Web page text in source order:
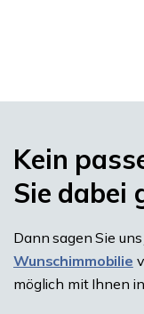
Kein
Sie dabei
Dann sagen Sie
Wunschimmobilie
möglich mit Ihnen